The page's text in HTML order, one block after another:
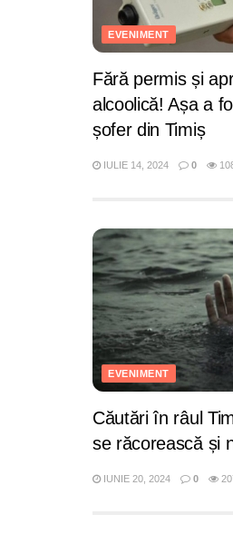
EVENIMENT
Fără permis și
alcoolică! Așa a
șofer din Timiș
IULIE 14, 2024 0
EVENIMENT
Căutări în râul
se răcorească și
IUNIE 20, 2024 0